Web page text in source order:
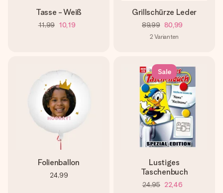
Tasse - Weiß
11,99 10,19
Grillschürze Leder
89,99 80,99
2 Varianten
Folienballon
24,99
Sale
Lustiges
Taschenbuch
24,95 22,46